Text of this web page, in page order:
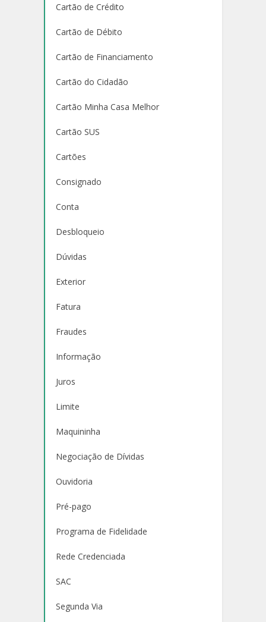
Cartão de Crédito
Cartão de Débito
Cartão de Financiamento
Cartão do Cidadão
Cartão Minha Casa Melhor
Cartão SUS
Cartões
Consignado
Conta
Desbloqueio
Dúvidas
Exterior
Fatura
Fraudes
Informação
Juros
Limite
Maquininha
Negociação de Dívidas
Ouvidoria
Pré-pago
Programa de Fidelidade
Rede Credenciada
SAC
Segunda Via